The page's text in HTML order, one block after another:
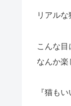
リアル
こんな目
なんか楽
『猫も